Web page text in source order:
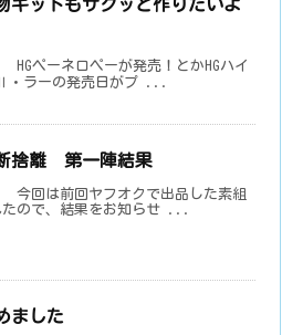
キットもサクッと作りたいよ
HGペーネロペーが発売！とかHGハイ
・ラーの発売日がプ ...
捨離 第一陣結果
今回は前回ヤフオクで出品した素組
ので、結果をお知らせ ...
ました